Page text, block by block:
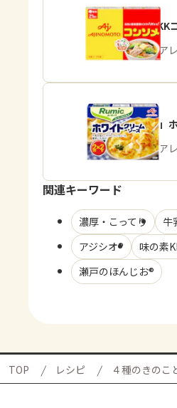
「味の素
商品・ア
「Rumic」
商品・ア
関連キーワード
濃厚・こってり 牛
アジシオ®
味の素
瀬戸のほんじお®
TOP レシピ ４種のきのことア